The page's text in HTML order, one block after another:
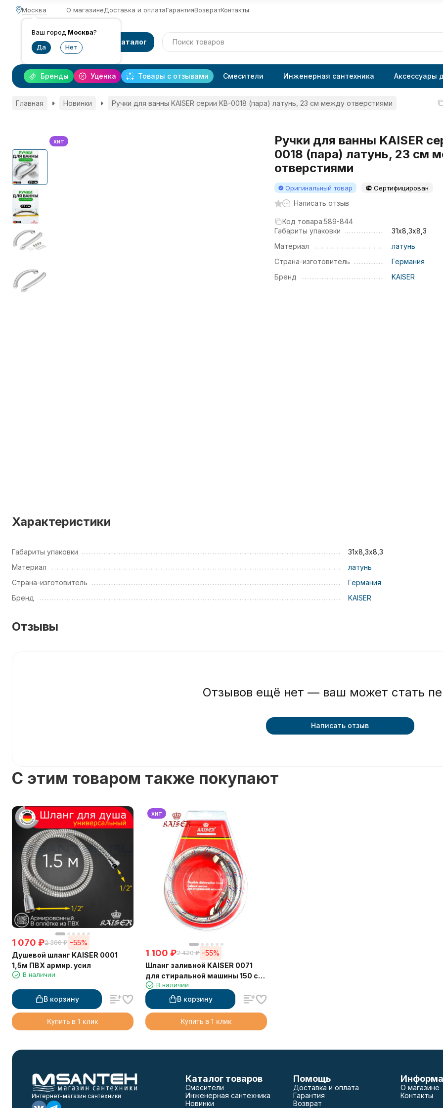
Москва
Ваш город Москва?
О магазинеДоставка и оплатаГарантияВозвратКонтакты
Каталог
Уценка Товары с отзывами
Бренды Смесители Инженерная сантехника Аксессуары
Главная Новинки Ручки для ванны KAISER серии KB-0018 (пара) латунь, 23 см между отверстиями
хит
Ручки для ванны KAISER
0018 (пара) латунь, 23 см
отверстиями
Оригинальный товар Сертифицирован
Написать отзыв
Код товара:589-844
Габариты упаковки
31х8,3х8,3
Материал
латунь
Страна-изготовитель
Германия
Бренд
KAISER
Характеристики
Габариты упаковки
31х8,3х8,3
Материал
латунь
Страна-изготовитель
Германия
Бренд
KAISER
Отзывы
Отзывов ещё нет — ваш может стать
Написать отзыв
C этим товаром также покупают
1 070 ₽2 360 ₽ -55%
Душевой шланг KAISER 0001
1,5м ПВХ армир. усил
В наличии
В корзину
Купить в 1 клик
хит
1 100 ₽2 420 ₽ -55%
Шланг заливной KAISER 0071
для стиральной машины 150 см
нержавеющая сталь, 3/4"- 3/4,
в блистере
В наличии
В корзину
Купить в 1 клик
Интернет-магазин сантехники
Каталог товаров
Смесители
Инженерная сантехника
Новинки
Помощь
Доставка и оплата
Гарантия
Возврат
О магазине
Контакты